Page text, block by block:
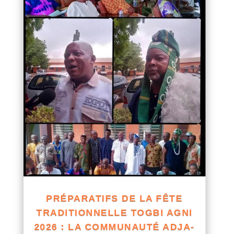
PRÉPARATIFS DE LA FÊTE
TRADITIONNELLE TOGBI AGNI
2026 : LA COMMUNAUTÉ ADJA-